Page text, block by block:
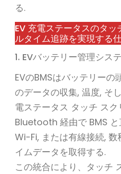
る.
EV 充電ステータスのタ
ルタイム追跡を実現する
1. EVバッテリー管理シス
EVのBMSはバッテリーの
のデータの収集, 温度, そ
電ステータス タッチ スク
Bluetooth 経由で BMS と
Wi-Fi, または有線接続, 数
イムデータを取得する.
この統合により、タッチ